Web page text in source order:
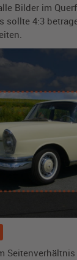
Bilder im
sollte 4:3